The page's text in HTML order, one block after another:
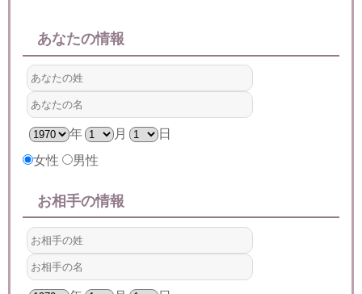
あなたの情報
年 月
日
女性
男性
お相手の情報